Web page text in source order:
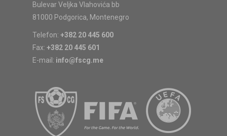
Bulevar Veljka Vlahovića bb
81000 Podgorica, Montenegro
Telefon: +382 20 445 600
Fax: +382 20 445 601
E-mail: info@fscg.me